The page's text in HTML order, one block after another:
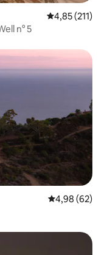
Note
4,85 (211)
n° 5
aimés
Note
4,98 (62)